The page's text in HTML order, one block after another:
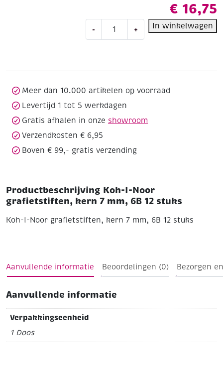
€ 16,75
-
mm,
stuks
aantal
+ In winkelwagen
Meer dan 10.000 artikelen op voorraad
Levertijd 1 tot 5 werkdagen
Gratis afhalen in onze showroom
Verzendkosten € 6,95
Boven € 99,- gratis verzending
Productbeschrijving Koh-I-Noor
grafietstiften, kern 7 mm, 6B 12 stuks
Koh-I-Noor grafietstiften, kern 7 mm, 6B 12 stuks
Aanvullende informatie Beoordelingen (0) Bezorgen
Aanvullende informatie
Verpakkingseenheid
1 Doos